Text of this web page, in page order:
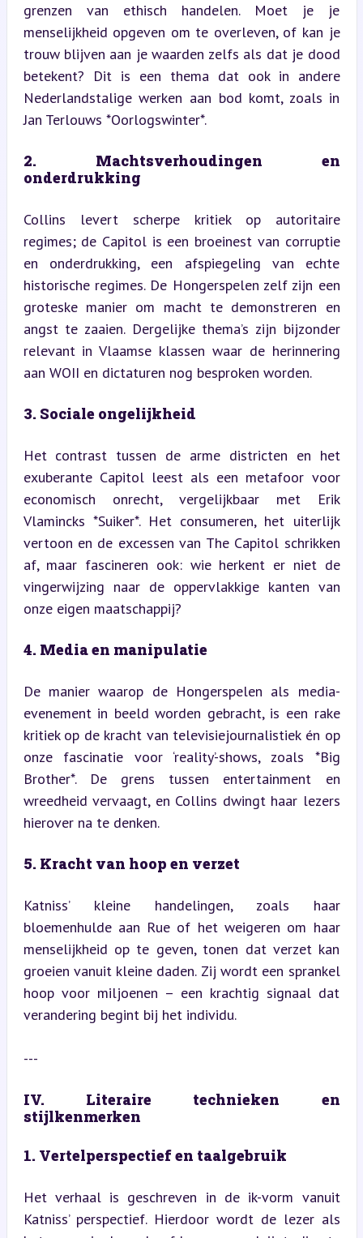
grenzen van ethisch handelen. Moet je je
menselijkheid opgeven om te overleven, of kan je
trouw blijven aan je waarden zelfs als dat je dood
betekent? Dit is een thema dat ook in andere
Nederlandstalige werken aan bod komt, zoals in
Jan Terlouws *Oorlogswinter*.
2. Machtsverhoudingen en
onderdrukking
Collins levert scherpe kritiek op autoritaire
regimes; de Capitol is een broeinest van corruptie
en onderdrukking, een afspiegeling van echte
historische regimes. De Hongerspelen zelf zijn een
groteske manier om macht te demonstreren en
angst te zaaien. Dergelijke thema’s zijn bijzonder
relevant in Vlaamse klassen waar de herinnering
aan WOII en dictaturen nog besproken worden.
3. Sociale ongelijkheid
Het contrast tussen de arme districten en het
exuberante Capitol leest als een metafoor voor
economisch onrecht, vergelijkbaar met Erik
Vlamincks *Suiker*. Het consumeren, het uiterlijk
vertoon en de excessen van The Capitol schrikken
af, maar fascineren ook: wie herkent er niet de
vingerwijzing naar de oppervlakkige kanten van
onze eigen maatschappij?
4. Media en manipulatie
De manier waarop de Hongerspelen als media-
evenement in beeld worden gebracht, is een rake
kritiek op de kracht van televisiejournalistiek én op
onze fascinatie voor ‘reality’-shows, zoals *Big
Brother*. De grens tussen entertainment en
wreedheid vervaagt, en Collins dwingt haar lezers
hierover na te denken.
5. Kracht van hoop en verzet
Katniss’ kleine handelingen, zoals haar
bloemenhulde aan Rue of het weigeren om haar
menselijkheid op te geven, tonen dat verzet kan
groeien vanuit kleine daden. Zij wordt een sprankel
hoop voor miljoenen – een krachtig signaal dat
verandering begint bij het individu.
---
IV. Literaire technieken en
stijlkenmerken
1. Vertelperspectief en taalgebruik
Het verhaal is geschreven in de ik-vorm vanuit
Katniss’ perspectief. Hierdoor wordt de lezer als